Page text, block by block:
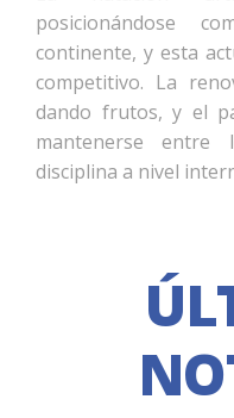
posicionándose
continente, y esta
competitivo. La
dando frutos, y el
mantenerse entre
disciplina a nivel